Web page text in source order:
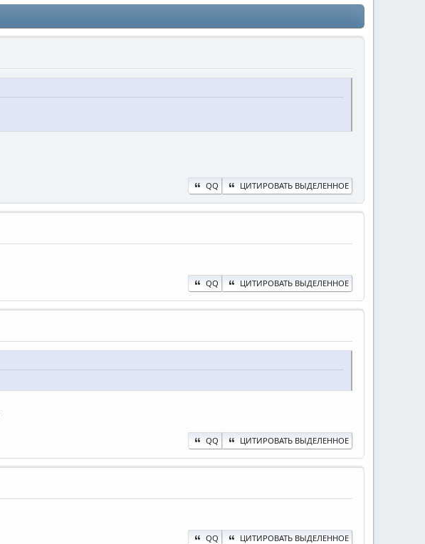
QQ ЦИТИРОВАТЬ ВЫДЕЛЕННОЕ
QQ ЦИТИРОВАТЬ ВЫДЕЛЕННОЕ
QQ ЦИТИРОВАТЬ ВЫДЕЛЕННОЕ
QQ ЦИТИРОВАТЬ ВЫДЕЛЕННОЕ